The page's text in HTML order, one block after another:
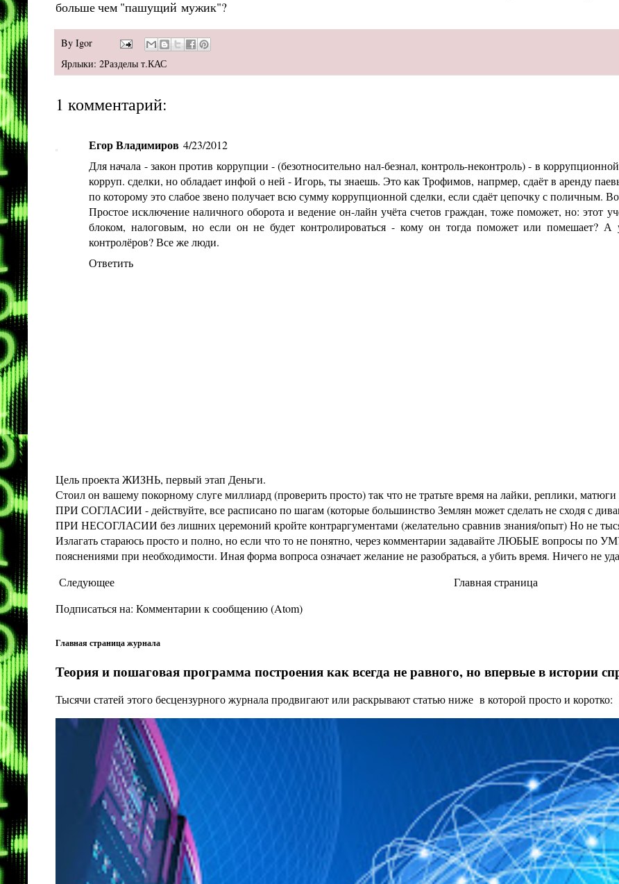
больше чем "пашущий мужик"?
By Igor
Ярлыки: 2Разделы т.КАС
1 комментарий:
Егор Владимиров 4/23/2012
Для начала - закон против коррупции - (безотносительно нал-безнал, контроль-неконтроль) - в
корруп. сделки, но обладает инфой о ней - Игорь, ты знаешь. Это как Трофимов, напрмер, сдаёт в аренду
по которому это слабое звено получает всю сумму коррупционной сделки, если сдаёт цепочку с поличным.
Простое исключение наличного оборота и ведение он-лайн учёта счетов граждан, тоже поможет, но:
блоком, налоговым, но если он не будет контролироваться - кому он тогда поможет или помешает? А
контролёров? Все же люди.
Ответить
Цель проекта ЖИЗНЬ, первый этап Деньги.
Стоил он вашему покорному слуге миллиард (проверить просто) так что не тратьте время на лайки, реплики,
ПРИ СОГЛАСИИ - действуйте, все расписано по шагам (которые большинство Землян может сделать не сходя с
ПРИ НЕСОГЛАСИИ без лишних церемоний кройте контраргументами (желательно сравнив знания/опыт) Но не
Излагать стараюсь просто и полно, но если что то не понятно, через комментарии задавайте ЛЮБЫЕ вопросы по
пояснениями при необходимости. Иная форма вопроса означает желание не разобраться, а убить время. Ничего не
Следующее
Главная страница
Подписаться на: Комментарии к сообщению (Atom)
Главная страница журнала
Теория и пошаговая программа построения как всегда не равного, но впервые в истории
Тысячи статей этого бесцензурного журнала продвигают или раскрывают статью ниже в которой просто и